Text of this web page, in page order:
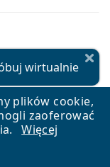
plików cookie,
zaoferować
Więcej
wirtualnie